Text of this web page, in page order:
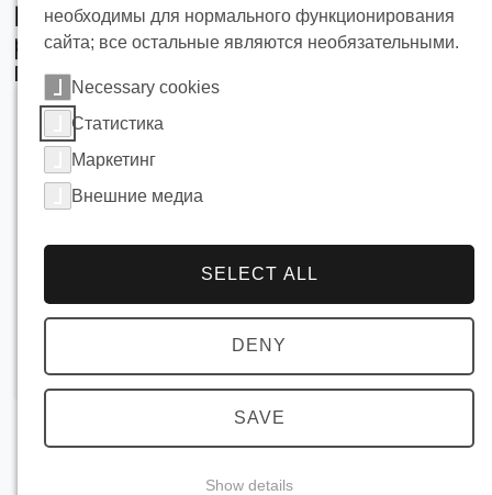
Высокоэффективные тепловые
решения для промышленного
применения
необходимы для нормального функционирования
сайта; все остальные являются необязательными.
Necessary cookies
Статистика
Маркетинг
Внешние медиа
SELECT ALL
DENY
SAVE
Show details